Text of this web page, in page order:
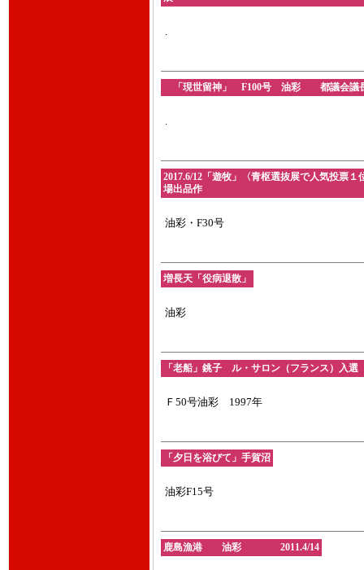
.
「現世留神」 F100号 油彩 都議会議
.
2017.6/12「遊牧」〈青枢選抜展で人気投
場出品作
油彩・F30号
増長天「役病退散」
油彩
「老船」銚子 ル・サロン（フランス）入
Ｆ50号油彩 1997年
「夕日を浴びて」手賀沼
油彩F15号
鹿島漁港 油彩 2011.4/14